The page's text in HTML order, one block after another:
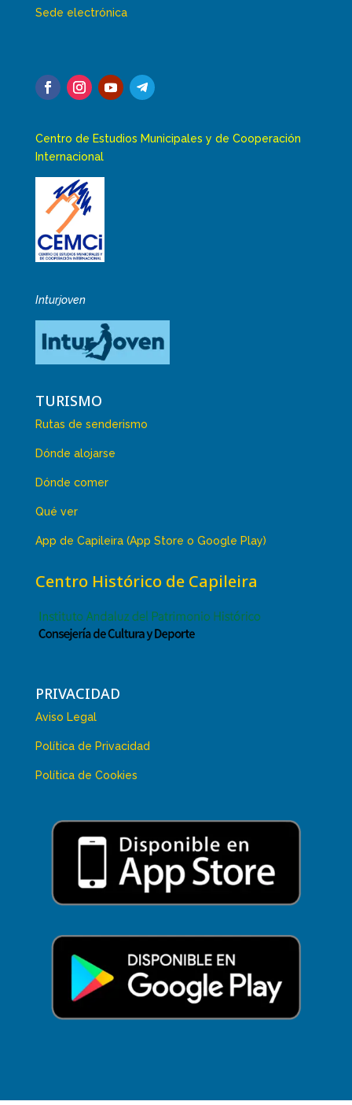
Sede electrónica
Centro de Estudios Municipales y de Cooperación
Internacional
Inturjoven
TURISMO
Rutas de senderismo
Dónde alojarse
Dónde comer
Qué ver
App de Capileira (App Store o Google Play)
Centro Histórico de Capileira
PRIVACIDAD
Aviso Legal
Política de Privacidad
Política de Cookies